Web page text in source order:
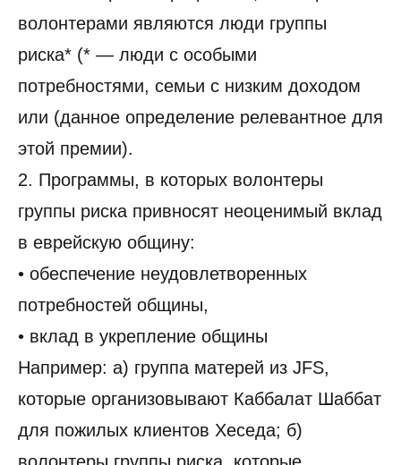
волонтерами являются люди группы
риска* (* — люди с особыми
потребностями, семьи с низким доходом
или (данное определение релевантное для
этой премии).
2. Программы, в которых волонтеры
группы риска привносят неоценимый вклад
в еврейскую общину:
• обеспечение неудовлетворенных
потребностей общины,
• вклад в укрепление общины
Например: а) группа матерей из JFS,
которые организовывают Каббалат Шаббат
для пожилых клиентов Хеседа; б)